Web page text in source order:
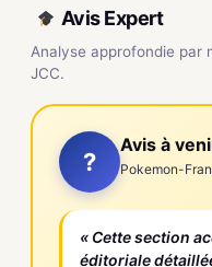
Avis Expert
Analyse approfondie par
JCC.
?
Avis à
Pokemon-
« Cette section
éditoriale